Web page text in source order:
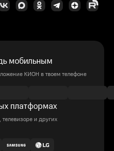
мобильным
КИОН в твоем телефоне
платформах
и других